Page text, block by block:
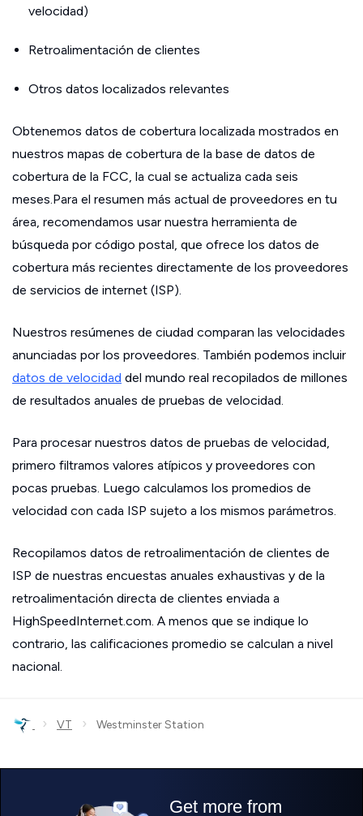
velocidad)
Retroalimentación de clientes
Otros datos localizados relevantes
Obtenemos datos de cobertura localizada mostrados en
nuestros mapas de cobertura de la base de datos de
cobertura de la FCC, la cual se actualiza cada seis
meses.Para el resumen más actual de proveedores en tu
área, recomendamos usar nuestra herramienta de
búsqueda por código postal, que ofrece los datos de
cobertura más recientes directamente de los proveedores
de servicios de internet (ISP).
Nuestros resúmenes de ciudad comparan las velocidades
anunciadas por los proveedores. También podemos incluir
datos de velocidad del mundo real recopilados de millones
de resultados anuales de pruebas de velocidad.
Para procesar nuestros datos de pruebas de velocidad,
primero filtramos valores atípicos y proveedores con
pocas pruebas. Luego calculamos los promedios de
velocidad con cada ISP sujeto a los mismos parámetros.
Recopilamos datos de retroalimentación de clientes de
ISP de nuestras encuestas anuales exhaustivas y de la
retroalimentación directa de clientes enviada a
HighSpeedInternet.com. A menos que se indique lo
contrario, las calificaciones promedio se calculan a nivel
nacional.
› VT › Westminster Station